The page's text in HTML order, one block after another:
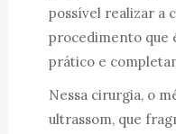
possível realizar a
procedimento que
prático e
Nessa cirurgia, o
ultrassom, que